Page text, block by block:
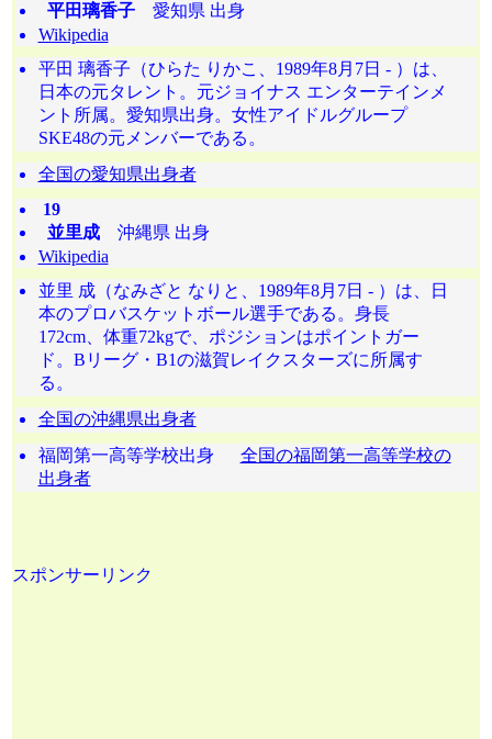
平田璃香子愛知県 出身
Wikipedia
平田 璃香子（ひらた りかこ、1989年8月7日 - ）は、
日本の元タレント。元ジョイナス エンターテインメ
ント所属。愛知県出身。女性アイドルグループ
SKE48の元メンバーである。
全国の愛知県出身者
19
並里成沖縄県 出身
Wikipedia
並里 成（なみざと なりと、1989年8月7日 - ）は、日
本のプロバスケットボール選手である。身長
172cm、体重72kgで、ポジションはポイントガー
ド。Bリーグ・B1の滋賀レイクスターズに所属す
る。
全国の沖縄県出身者
福岡第一高等学校出身 全国の福岡第一高等学校の
出身者
スポンサーリンク